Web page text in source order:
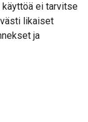
käyttöä ei tarvitse
likaiset
ja